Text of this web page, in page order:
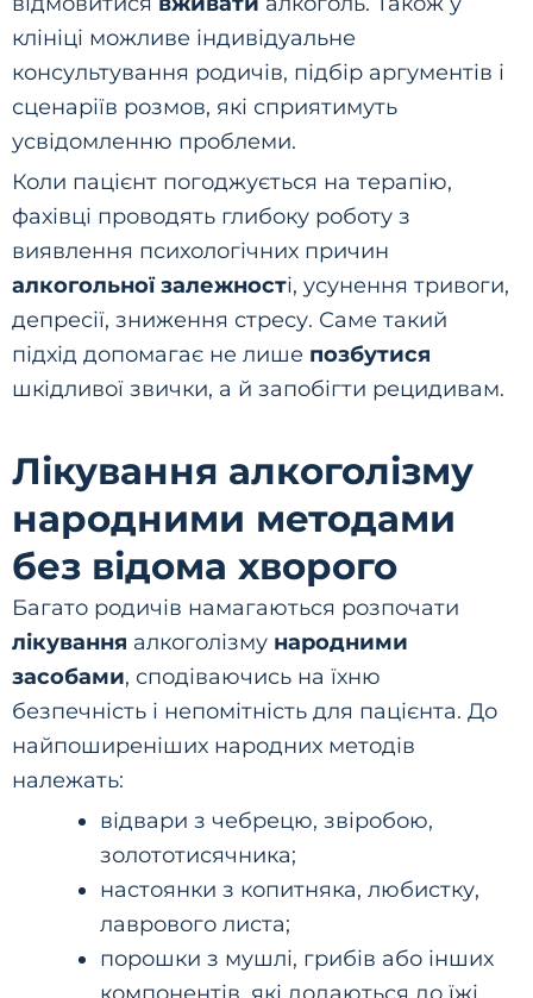
клініці можливе індивідуальне
консультування родичів, підбір аргументів і
сценаріїв розмов, які сприятимуть
усвідомленню проблеми.
Коли пацієнт погоджується на терапію,
фахівці проводять глибоку роботу з
виявлення психологічних причин
алкогольної залежності, усунення тривоги,
депресії, зниження стресу. Саме такий
підхід допомагає не лише позбутися
шкідливої звички, а й запобігти рецидивам.
Лікування алкоголізму
народними методами
без відома хворого
Багато родичів намагаються розпочати
лікування алкоголізму народними
засобами, сподіваючись на їхню
безпечність і непомітність для пацієнта. До
найпоширеніших народних методів
належать:
відвари з чебрецю, звіробою,
золототисячника;
настоянки з копитняка, любистку,
лаврового листа;
порошки з мушлі, грибів або інших